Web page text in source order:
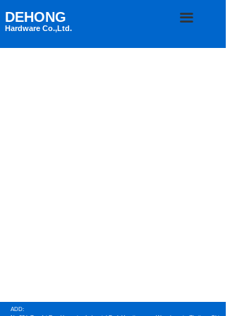
끀
DEHONG
Hardware Co.,Ltd.
ADD: